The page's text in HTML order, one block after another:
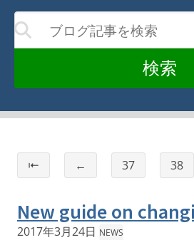
ブログ記事を検索
果が更新されます
検索
⇤ ← 37 38
New guide on
2017年3月24日 NEWS